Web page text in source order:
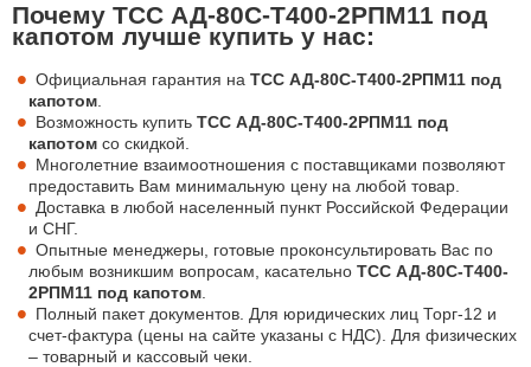
Почему ТСС АД-80С-Т400-2РПМ11 под
капотом лучше купить у нас:
Официальная гарантия наТСС АД-80С-Т400-2РПМ11 под
капотом
Возможность купитьТСС АД-80С-Т400-2РПМ11 под
капотом со скидкой.
Многолетние взаимоотношения с поставщиками позволяют
предоставить Вам минимальную цену на любой товар.
Доставка в любой населенный пункт Российской Федерации
и СНГ.
Опытные менеджеры, готовые проконсультировать Вас по
любым возникшим вопросам, касательно ТСС АД-80С-Т400-
2РПМ11 под капотом
Полный пакет документов. Для юридических лиц Торг-12 и
счет-фактура (цены на сайте указаны с НДС). Для физических
– товарный и кассовый чеки.